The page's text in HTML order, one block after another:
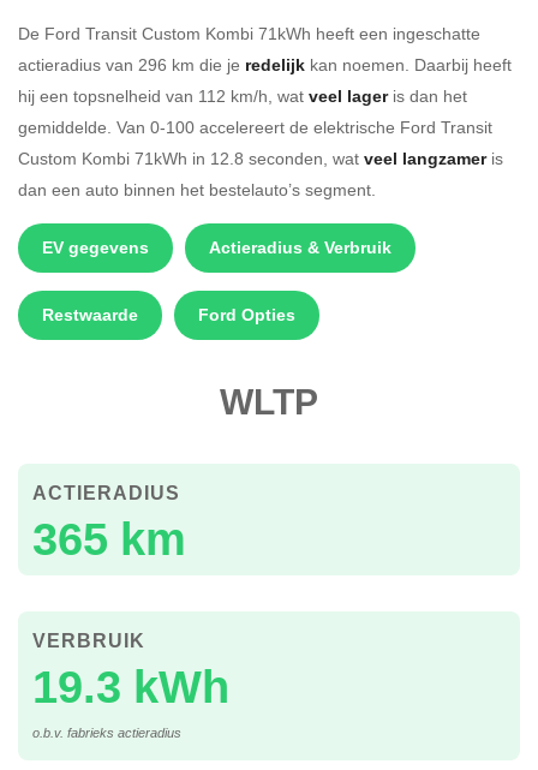
De Ford Transit Custom Kombi 71kWh heeft een ingeschatte
actieradius van 296 km die je redelijk kan noemen. Daarbij heeft
hij een topsnelheid van 112 km/h, wat veel lageris dan het
gemiddelde. Van 0-100 accelereert de elektrische Ford Transit
Custom Kombi 71kWh in 12.8 seconden, wat veel langzameris
dan een auto binnen het bestelauto’s segment.
EV gegevens Actieradius & Verbruik
Restwaarde Ford Opties
WLTP
365 km
ACTIERADIUS
19.3 kWh
VERBRUIK
o.b.v. fabrieks actieradius